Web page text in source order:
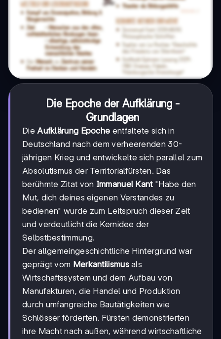
Die Epoche der Aufklärung -
Grundlagen
DieAufklärung Epoche entfaltete sich in
Deutschland nach dem verheerenden 30-
jährigen Krieg und entwickelte sich parallel zum
Absolutismus der Territorialfürsten. Das
berühmte Zitat von Immanuel Kant"Habe den
Mut, dich deines eigenen Verstandes zu
bedienen" wurde zum Leitspruch dieser Zeit
und verdeutlicht die Kernidee der
Selbstbestimmung.
Der allgemeingeschichtliche Hintergrund war
geprägt vom Merkantilismusals
Wirtschaftssystem und dem Aufbau von
Manufakturen, die Handel und Produktion
durch umfangreiche Bautätigkeiten wie
Schlösser förderten. Fürsten demonstrierten
ihre Macht nach außen, während wirtschaftliche